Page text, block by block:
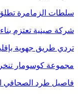
سلطات الزمامرة
شركة صينية تعتزم
تردي طريق جهوية
مجموعة كوسومار
فاصيل طرد الصحافي